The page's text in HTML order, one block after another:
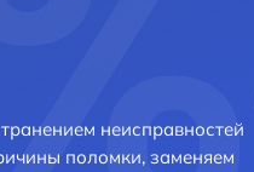
неисправностей
поломки, заменяем